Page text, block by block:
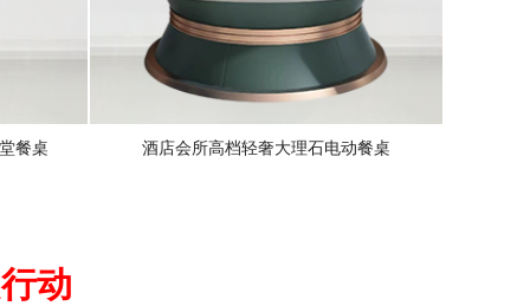
餐桌 酒店会所高档轻奢大理石电动餐桌
动